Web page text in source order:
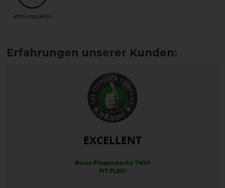
atmungsaktiv
EXCELLENT
Busse Fliegenmaske TWIN
FIT FLEXI